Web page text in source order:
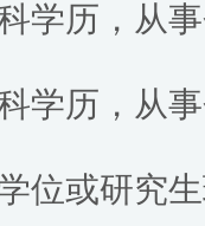
历，从事
历，从事
或研究生